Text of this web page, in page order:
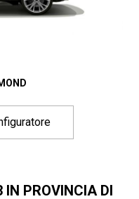
IN PROVINCIA DI